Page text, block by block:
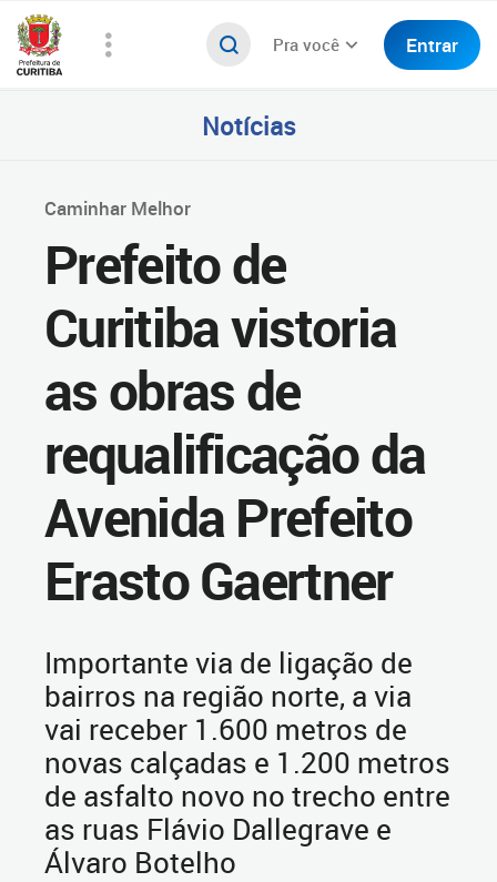
Pra você Entrar
Notícias
Caminhar Melhor
Prefeito de
Curitiba vistoria
as obras de
requalificação da
Avenida Prefeito
Erasto Gaertner
Importante via de ligação de
bairros na região norte, a via
vai receber 1.600 metros de
novas calçadas e 1.200 metros
de asfalto novo no trecho entre
as ruas Flávio Dallegrave e
Álvaro Botelho